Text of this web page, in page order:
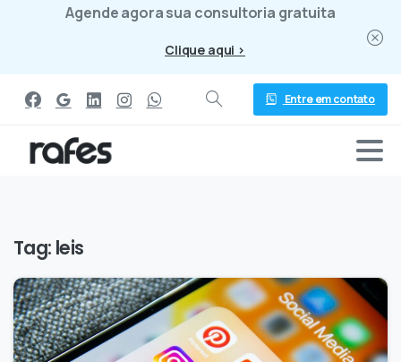
Agende agora sua consultoria gratuita
Clique aqui >
Entre em contato
Tag: leis